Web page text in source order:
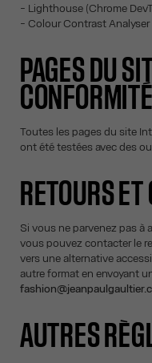
- Lighthouse (Chrome
- Colour Contrast Analyser
PAGES DU
Toutes les pages du site
ont été testées avec des
RETOURS
Si vous ne parvenez pas à
vous pouvez contacter le
vers une alternative
autre format en envoyant
AUTRES